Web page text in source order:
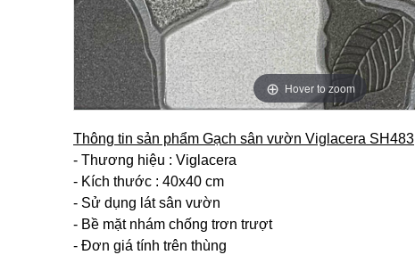
Hover to zoom
Thông tin sản phẩm Gạch sân vườn Viglacera SH483
- Thương hiệu : Viglacera
- Kích thước : 40x40 cm
- Sử dụng lát sân vườn
- Bề mặt nhám chống trơn trượt
- Đơn giá tính trên thùng